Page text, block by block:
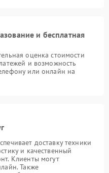
и бесплатная
оценка стоимости
и возможность
или онлайн на
доставку техники
и качественный
Клиенты могут
Также